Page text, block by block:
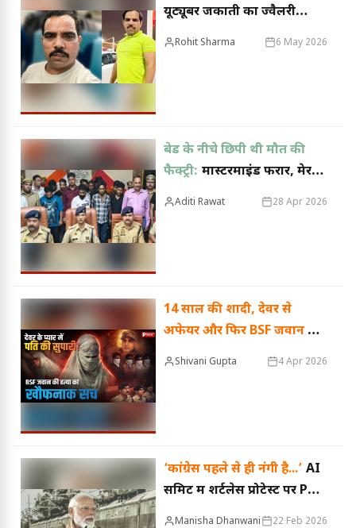
यूट्यूबर जकाती का ज्वैलरी
शोरूम सील, कुछ दिन पहले ही
Rohit Sharma 6 May 2026
बेड के नीचे छिपी थी मौत की
फैक्ट्री: मास्टरमाइंड फरार, मेरठ
में अवैध हथियार नेटवर्क का
Aditi Rawat 28 Apr 2026
14 साल की शादी, देवर से
अफेयर और फिर BSF जवान की
हत्या...
जेवर गिरवी रखकर पत्नी
Shivani Gupta 4 Apr 2026
‘कांग्रेस पहले से ही नंगी है...’ AI
समिट में शर्टलेस प्रोटेस्ट पर PM
मोदी ने साधा निशाना, मेरठ में
Manisha Dhanwani 22 Feb 2026